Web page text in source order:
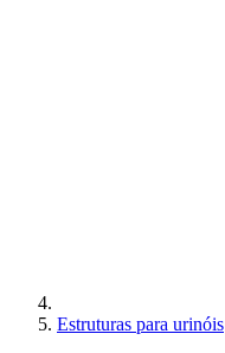
Estruturas para urinóis